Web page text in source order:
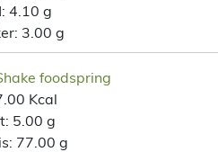
4.10 g
3.00 g
foodspring
Kcal
5.00 g
77.00 g